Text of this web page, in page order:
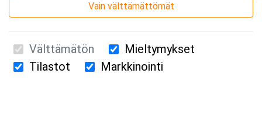
Suomen Ensiapukoulutus Oy / Valimotie 21 / 00380 Helsinki
Vain välttämättömät
Välttämätön
Mieltymykset
Tilastot
Markkinointi